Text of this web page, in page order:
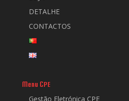
DETALHE
CONTACTOS
Menu CPE
Gestão Eletrónica CPE